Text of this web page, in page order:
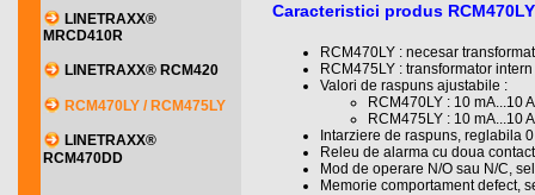
LINETRAXX®
MRCD410R
LINETRAXX® RCM420
RCM470LY / RCM475LY
LINETRAXX®
RCM470DD
Caracteristici produs
RCM470LY : necesar
RCM475LY : transformator
Valori de raspuns ajustabile :
RCM470LY : 10 mA...10
RCM475LY : 10 mA...10
Intarziere de raspuns, reglabila
Releu de alarma cu doua
Mod de operare N/O sau N/C,
Memorie comportament defect,